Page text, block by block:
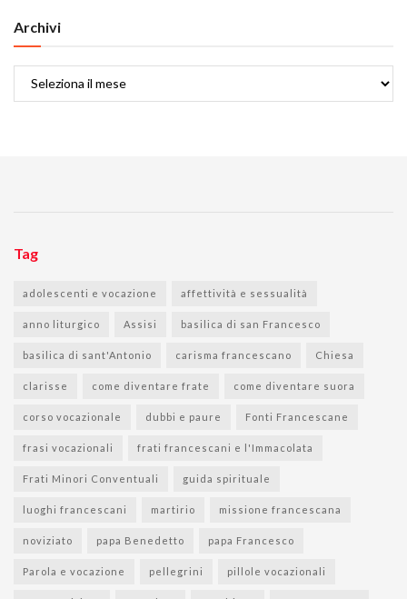
Archivi
Tag
adolescenti e vocazione affettività e sessualità
anno liturgico Assisi basilica di san Francesco
basilica di sant'Antonio carisma francescano Chiesa
clarisse come diventare frate come diventare suora
corso vocazionale dubbi e paure Fonti Francescane
frasi vocazionali frati francescani e l'Immacolata
Frati Minori Conventuali guida spirituale
luoghi francescani martirio missione francescana
noviziato papa Benedetto papa Francesco
Parola e vocazione pellegrini pillole vocazionali